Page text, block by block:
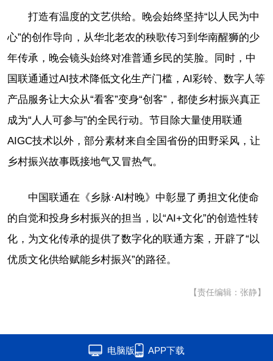
打造有温度的文艺供给。晚会始终坚持“以人民为中
心”的创作导向，从华北老农的秧歌传习到华南醒狮的少
年传承，晚会镜头始终对准普通乡民的笑脸。同时，中
国联通通过AI技术降低文化生产门槛，AI彩铃、数字人等
产品服务让大众从“看客”变身“创客”，都使乡村振兴真正
成为“人人可参与”的全民行动。节目除大量使用联通
AIGC技术以外，部分素材来自全国省份的田野采风，让
乡村振兴故事既接地气又冒热气。
中国联通在《乡脉·AI村晚》中彰显了勇担文化使命
的自觉和投身乡村振兴的担当，以“AI+文化”的创造性转
化，为文化传承的提供了数字化的联通方案，开辟了“以
优质文化供给赋能乡村振兴”的路径。
【责任编辑：张静】
电脑版 APP下载